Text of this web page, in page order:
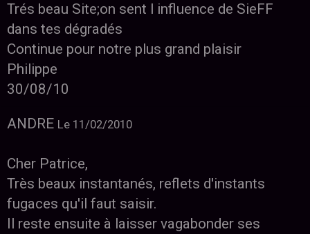
Trés beau Site;on sent l influence de SieFF
dans tes dégradés
Continue pour notre plus grand plaisir
Philippe
30/08/10
ANDRE Le 11/02/2010
Cher Patrice,
Très beaux instantanés, reflets d'instants
fugaces qu'il faut saisir.
Il reste ensuite à laisser vagabonder ses